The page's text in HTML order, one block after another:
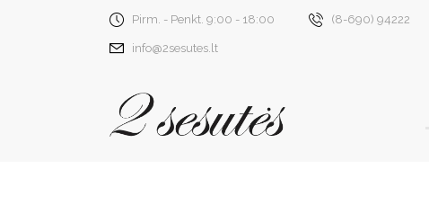
Pirm. - Penkt. 9:00 - 18:00 (8-690) 94222
info@2sesutes.lt